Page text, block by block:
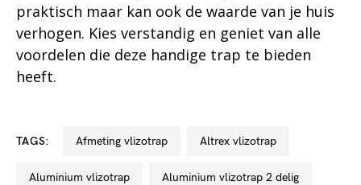
praktisch maar kan ook de waarde van je huis
verhogen. Kies verstandig en geniet van alle
voordelen die deze handige trap te bieden
heeft.
TAGS: afmeting vlizotrap altrex vlizotrap
aluminium vlizotrap aluminium vlizotrap 2 delig